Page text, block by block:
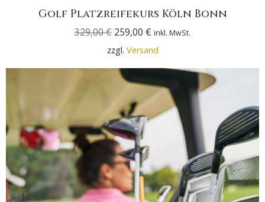
Golf Platzreifekurs Köln Bonn
329,00€ 259,00 € inkl. MwSt.
zzgl. Versand